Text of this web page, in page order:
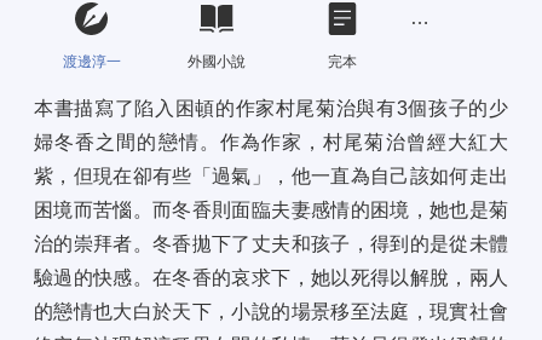
渡邊淳一 外國小說 完本
本書描寫了陷入困頓的作家村尾菊治與有3個孩子的少
婦冬香之間的戀情。作為作家，村尾菊治曾經大紅大
紫，但現在卻有些「過氣」，他一直為自己該如何走出
困境而苦惱。而冬香則面臨夫妻感情的困境，她也是菊
治的崇拜者。冬香拋下了丈夫和孩子，得到的是從未體
驗過的快感。在冬香的哀求下，她以死得以解脫，兩人
的戀情也大白於天下，小說的場景移至法庭，現實社會